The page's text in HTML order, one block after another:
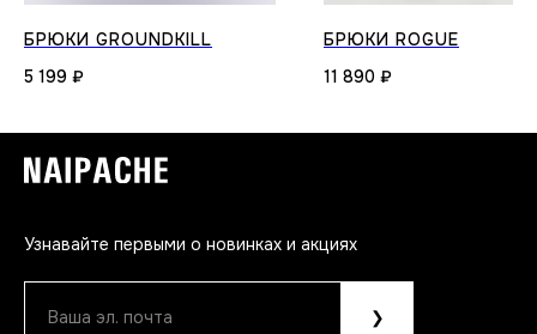
БРЮКИ GROUNDKILL
5 199 ₽
БРЮКИ ROGUE
11 890 ₽
Узнавайте первыми о новинках и акциях
Ваша эл. почта ❯